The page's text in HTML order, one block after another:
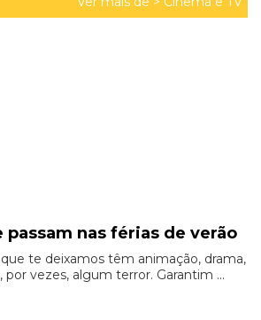
passam nas férias de verão
te deixamos têm animação, drama,
vezes, algum terror. Garantim ...